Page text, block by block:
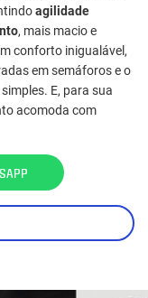
agilidade
, mais macio e
conforto inigualável,
em semáforos e o
E, para sua
acomoda com